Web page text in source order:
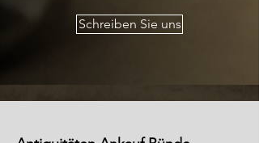
Schreiben Sie uns